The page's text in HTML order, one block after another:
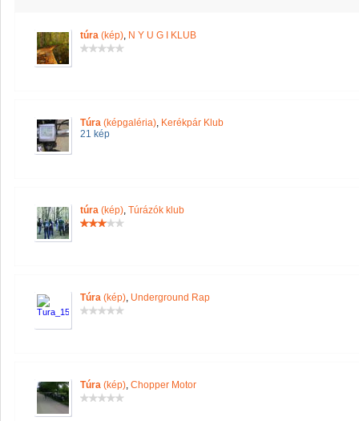
túra (kép), N Y U G I KLUB
Túra (képgaléria), Kerékpár Klub
21 kép
túra (kép), Túrázók klub
Túra (kép), Underground Rap
Túra (kép), Chopper Motor